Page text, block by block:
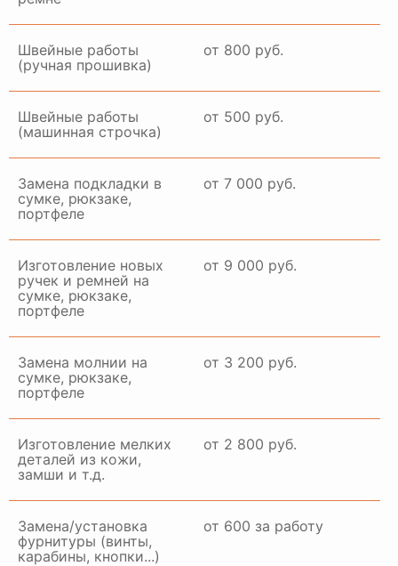
Швейные работы
(ручная прошивка)
от 800 руб.
Швейные работы
(машинная строчка)
от 500 руб.
Замена подкладки в
сумке, рюкзаке,
портфеле
от 7 000 руб.
Изготовление новых
ручек и ремней на
сумке, рюкзаке,
портфеле
от 9 000 руб.
Замена молнии на
сумке, рюкзаке,
портфеле
от 3 200 руб.
Изготовление мелких
деталей из кожи,
замши и т.д.
от 2 800 руб.
Замена/установка
фурнитуры (винты,
карабины, кнопки...)
от 600 за работу